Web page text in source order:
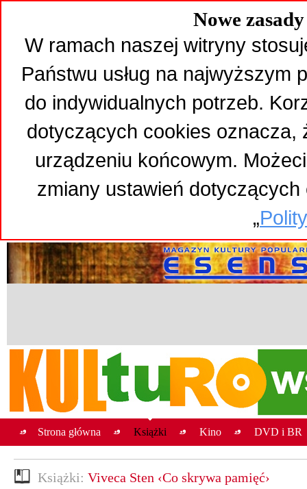
Nowe
W ramach naszej witryny
Państwu usług na najwyższym
do indywidualnych potrzeb.
dotyczących cookies oznacza,
urządzeniu końcowym.
zmiany ustawień
„
Strona główna Książki Kino DVD i BR
Książki: Viveca Sten ‹Co skrywa pamięć›